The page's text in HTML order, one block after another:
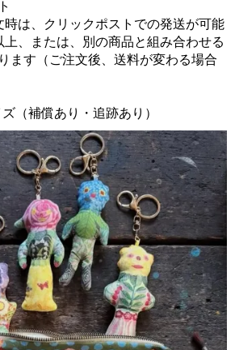
時は、クリックポストでの発送が可能
、または、別の商品と組み合わせる
ます（ご注文後、送料が変わる場合
（補償あり・追跡あり）